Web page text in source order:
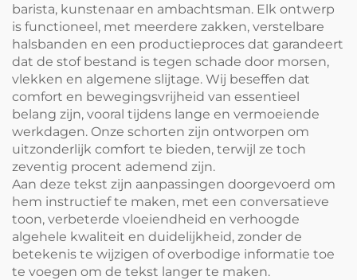
barista, kunstenaar en ambachtsman. Elk ontwerp
is functioneel, met meerdere zakken, verstelbare
halsbanden en een productieproces dat garandeert
dat de stof bestand is tegen schade door morsen,
vlekken en algemene slijtage. Wij beseffen dat
comfort en bewegingsvrijheid van essentieel
belang zijn, vooral tijdens lange en vermoeiende
werkdagen. Onze schorten zijn ontworpen om
uitzonderlijk comfort te bieden, terwijl ze toch
zeventig procent ademend zijn.
Aan deze tekst zijn aanpassingen doorgevoerd om
hem instructief te maken, met een conversatieve
toon, verbeterde vloeiendheid en verhoogde
algehele kwaliteit en duidelijkheid, zonder de
betekenis te wijzigen of overbodige informatie toe
te voegen om de tekst langer te maken.